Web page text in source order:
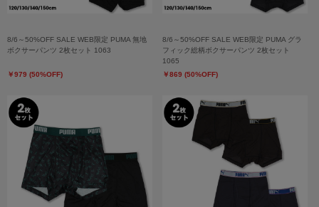
8/6～50%OFF SALE WEB限定 PUMA 無地
ボクサーパンツ 2枚セット 1063
￥979 (50%OFF)
8/6～50%OFF SALE WEB限定 PUMA グラ
フィック総柄ボクサーパンツ 2枚セット
1065
￥869 (50%OFF)